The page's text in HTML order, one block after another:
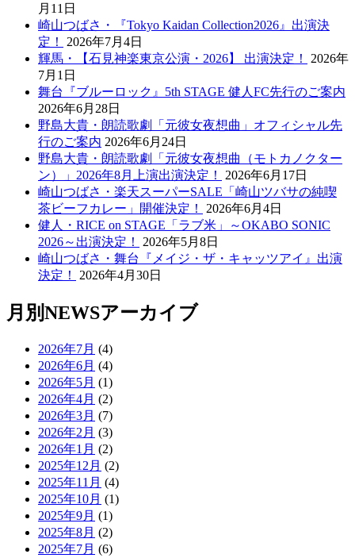
月11日
崎山つばさ・『Tokyo Kaidan Collection2026』出演決
定！
2026年7月4日
輝馬・【石見神楽東京公演・2026】 出演決定！
2026年
7月1日
舞台『ブルーロック』5th STAGE 健人FC先行のご案内
2026年6月28日
野島大貴・朗読歌劇「元彼女夜想曲」オフィシャル先
行のご案内 2026年6月24日
野島大貴・朗読歌劇「元彼女夜想曲（モトカノクター
ン）」2026年8月上演出演決定！
2026年6月17日
崎山つばさ・楽天スーパーSALE「崎山ツバサの純喫
茶ビーフカレー」開催決定！
2026年6月4日
健人・RICE on STAGE「ラブ米」～OKABO SONIC
2026～出演決定！
2026年5月8日
崎山つばさ・舞台『メイジ・ザ・キャッツアイ』出演
決定！
2026年4月30日
月別NEWSアーカイブ
2026年7月 (4)
2026年6月 (4)
2026年5月 (1)
2026年4月 (2)
2026年3月 (7)
2026年2月 (3)
2026年1月 (2)
2025年12月 (2)
2025年11月 (4)
2025年10月 (1)
2025年9月 (1)
2025年8月 (2)
2025年7月 (6)